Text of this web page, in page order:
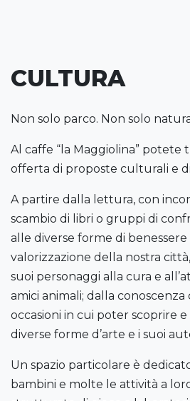
CULTURA
Non solo parco. Non solo
Al caffe “la Maggiolina” potete
offerta di proposte culturali e
A partire dalla lettura, con
scambio di libri o gruppi di
alle diverse forme di
valorizzazione della nostra
suoi personaggi alla cura e
amici animali; dalla
occasioni in cui poter scoprire
diverse forme d’arte e i suoi
Un spazio particolare è
bambini e molte le attività a